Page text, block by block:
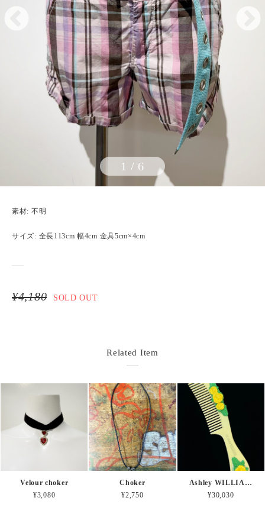
1 / 6
素材: 不明
サイズ: 全長113cm 幅4cm 金具5cm×4cm
¥4,180 SOLD OUT
Related Item
Velour choker
¥3,080
Choker
¥2,750
Ashley WILLIAMS flower comb brooch
¥30,030